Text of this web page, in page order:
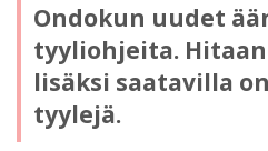
Ondokun uudet
tyyliohjeita.
lisäksi saatavilla
tyylejä.